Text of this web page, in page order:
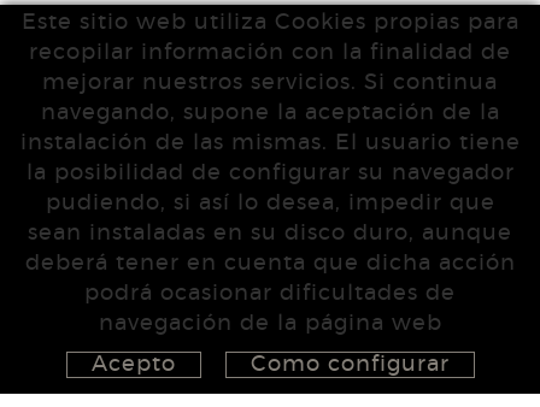
Este sitio web utiliza Cookies propias para
recopilar información con la finalidad de
mejorar nuestros servicios. Si continua
navegando, supone la aceptación de la
instalación de las mismas. El usuario tiene
la posibilidad de configurar su navegador
pudiendo, si así lo desea, impedir que
sean instaladas en su disco duro, aunque
deberá tener en cuenta que dicha acción
podrá ocasionar dificultades de
navegación de la página web
Acepto
Como configurar